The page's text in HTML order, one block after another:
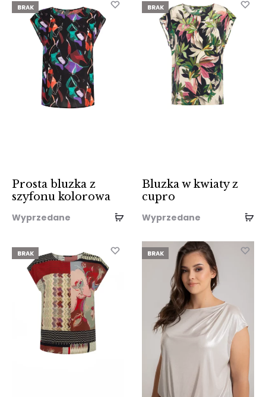
BRAK
Prosta bluzka z
szyfonu kolorowa
Wyprzedane
BRAK
Bluzka w kwiaty z
cupro
Wyprzedane
BRAK BRAK